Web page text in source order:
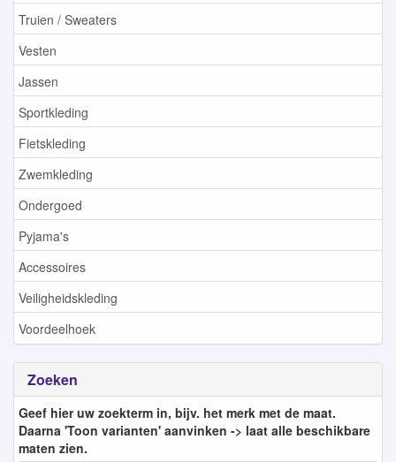
Truien / Sweaters
Vesten
Jassen
Sportkleding
Fietskleding
Zwemkleding
Ondergoed
Pyjama's
Accessoires
Veiligheidskleding
Voordeelhoek
Zoeken
Geef hier uw zoekterm in, bijv. het merk met de maat.
Daarna 'Toon varianten' aanvinken -> laat alle beschikbare
maten zien.